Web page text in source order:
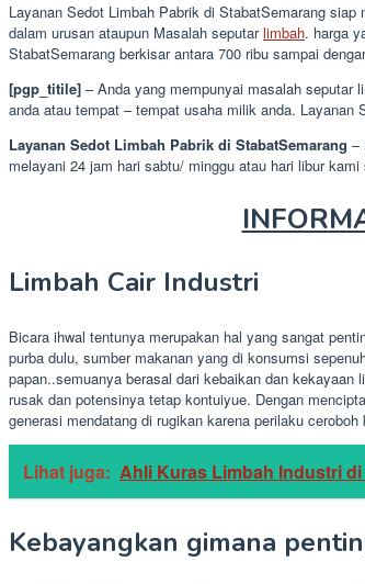
Layanan Sedot Limbah Pabrik di StabatSemarang
dalam urusan ataupun Masalah seputarlimbah. harga
StabatSemarang berkisar antara 700 ribu sampai
[pgp_titile] – Anda yang mempunyai masalah seputar
anda atau tempat – tempat usaha milik anda. Layanan
Layanan Sedot Limbah Pabrik di StabatSemarang –
melayani 24 jam hari sabtu/ minggu atau hari libur
Limbah Cair Industri
Bicara ihwal tentunya merupakan hal yang sangat
purba dulu, sumber makanan yang di konsumsi
papan..semuanya berasal dari kebaikan dan
rusak dan potensinya tetap kontuiyue. Dengan
generasi mendatang di rugikan karena perilaku ceroboh
Lihat juga: Ahli Kuras Limbah Industri
Kebayangkan gimana